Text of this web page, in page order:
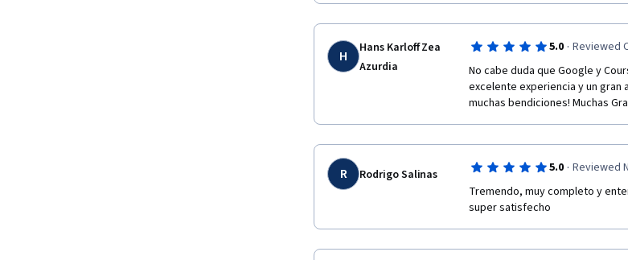
H
Hans Karloff Zea
Azurdia
5.0 · Reviewed
No cabe duda que Google y
excelente experiencia y un gran
muchas bendiciones! Muchas
R Rodrigo Salinas 5.0 · Reviewed
Tremendo, muy completo y
super satisfecho